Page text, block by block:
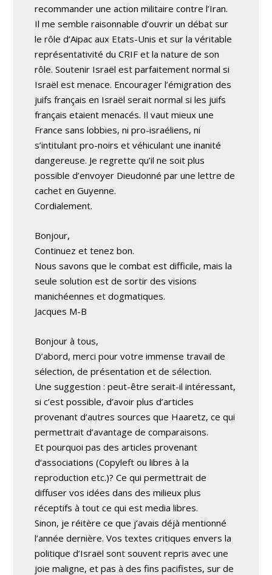
recommander une action militaire contre l’Iran.
Il me semble raisonnable d’ouvrir un débat sur
le rôle d’Aipac aux Etats-Unis et sur la véritable
représentativité du CRIF et la nature de son
rôle. Soutenir Israël est parfaitement normal si
Israël est menace. Encourager l’émigration des
juifs français en Israël serait normal si les juifs
français etaient menacés. Il vaut mieux une
France sans lobbies, ni pro-israéliens, ni
s’intitulant pro-noirs et véhiculant une inanité
dangereuse. Je regrette qu’il ne soit plus
possible d’envoyer Dieudonné par une lettre de
cachet en Guyenne.
Cordialement.
Bonjour,
Continuez et tenez bon.
Nous savons que le combat est difficile, mais la
seule solution est de sortir des visions
manichéennes et dogmatiques.
Jacques M-B
Bonjour à tous,
D’abord, merci pour votre immense travail de
sélection, de présentation et de sélection.
Une suggestion : peut-être serait-il intéressant,
si c’est possible, d’avoir plus d’articles
provenant d’autres sources que Haaretz, ce qui
permettrait d’avantage de comparaisons.
Et pourquoi pas des articles provenant
d’associations (Copyleft ou libres à la
reproduction etc.)? Ce qui permettrait de
diffuser vos idées dans des milieux plus
réceptifs à tout ce qui est media libres.
Sinon, je réitère ce que j’avais déjà mentionné
l’année dernière. Vos textes critiques envers la
politique d’Israël sont souvent repris avec une
joie maligne, et pas à des fins pacifistes, sur de